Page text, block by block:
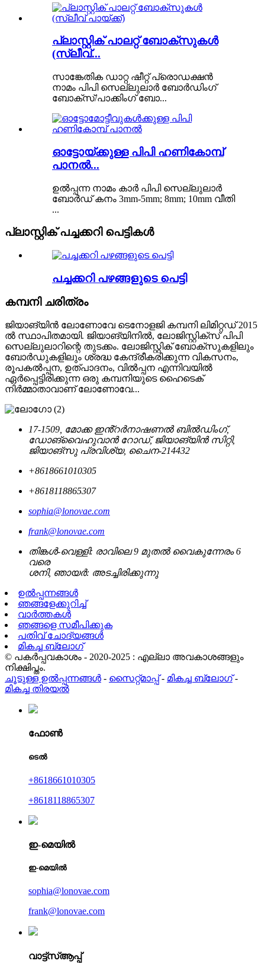
പ്ലാസ്റ്റിക് പാലറ്റ് ബോക്സുകൾ
(സ്ലീവ്...
സാങ്കേതിക ഡാറ്റ ഷീറ്റ് പ്രൊഡക്ഷൻ
നാമം പിപി സെല്ലുലാർ ബോർഡിംഗ്
ബോക്സ്/പാക്കിംഗ് ബോ...
ഓട്ടോയ്ക്കുള്ള പിപി ഹണികോമ്പ്
പാനൽ...
ഉൽപ്പന്ന നാമം കാർ പിപി സെല്ലുലാർ
ബോർഡ് കനം 3mm-5mm; 8mm; 10mm വീതി
...
പ്ലാസ്റ്റിക് പച്ചക്കറി പെട്ടികൾ
പച്ചക്കറി പഴങ്ങളുടെ പെട്ടി
കമ്പനി ചരിത്രം
ജിയാങ്‌യിൻ ലോണോവേ ടെനോളജി കമ്പനി ലിമിറ്റഡ് 2015
ൽ സ്ഥാപിതമായി. ജിയാങ്‌യിനിൽ, ലോജിസ്റ്റിക്സ് പിപി
സെല്ലുലാറിന്റെ തുടക്കം. ലോജിസ്റ്റിക് ബോക്സുകളിലും
ബോർഡുകളിലും ശ്രദ്ധ കേന്ദ്രീകരിക്കുന്ന വികസനം,
രൂപകൽപ്പന, ഉത്പാദനം, വിൽപ്പന എന്നിവയിൽ
ഏർപ്പെട്ടിരിക്കുന്ന ഒരു കമ്പനിയുടെ ഹൈടെക്
നിർമ്മാതാവാണ് ലോണോവേ...
17-1509, മോക്ക ഇൻ്റർനാഷണൽ ബിൽഡിംഗ്,
ഡോങ്‌വൈഹുവാൻ റോഡ്, ജിയാങ്‌യിൻ സിറ്റി,
ജിയാങ്‌സു പ്രവിശ്യ, ചൈന-214432
+8618661010305
+8618118865307
sophia@lonovae.com
frank@lonovae.com
തിങ്കൾ-വെള്ളി: രാവിലെ 9 മുതൽ വൈകുന്നേരം 6
വരെ
ശനി, ഞായർ: അടച്ചിരിക്കുന്നു
ഉൽപ്പന്നങ്ങൾ
ഞങ്ങളേക്കുറിച്ച്
വാർത്തകൾ
ഞങ്ങളെ സമീപിക്കുക
പതിവ് ചോദ്യങ്ങൾ
മികച്ച ബ്ലോഗ്
© പകർപ്പവകാശം - 2020-2025 : എല്ലാ അവകാശങ്ങളും
നിക്ഷിപ്തം.
ചൂടുള്ള ഉൽപ്പന്നങ്ങൾ - സൈറ്റ്മാപ്പ്- മികച്ച ബ്ലോഗ്-
മികച്ച തിരയൽ
ഫോൺ
ടെൽ
+8618661010305
+8618118865307
ഇ-മെയിൽ
ഇ-മെയിൽ
sophia@lonovae.com
frank@lonovae.com
വാട്ട്‌സ്ആപ്പ്